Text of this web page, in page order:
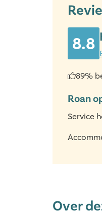
8.8
89%
Roan
Service
Over